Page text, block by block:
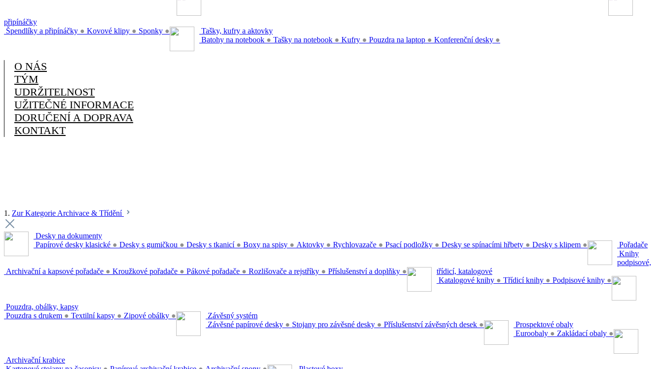
připínáčky
Špendlíky a připínáčky ● Kovové klipy ● Sponky ●
Tašky, kufry a aktovky
Batohy na notebook ● Tašky na notebook ● Kufry ● Pouzdra na laptop ● Konferenční desky ●
O NÁS
TÝM
UDRŽITELNOST
UŽITEČNÉ INFORMACE
DORUČENÍ A DOPRAVA
KONTAKT
1. Zur Kategorie Archivace & Třídění
Desky na dokumenty
Papírové desky klasické ● Desky s gumičkou ● Desky s tkanicí ● Boxy na spisy ● Aktovky ● Rychlovazače ● Psací podložky ● Desky se spínacími hřbety ● Desky s klipem ● Pořadače
Archivační a kapsové pořadače ● Kroužkové pořadače ● Pákové pořadače ● Rozlišovače a rejstříky ● Příslušenství a doplňky ●
Knihy
podpisové,
třídicí, katalogové
Katalogové knihy ● Třídicí knihy ● Podpisové knihy ●
Pouzdra, obálky, kapsy
Pouzdra s drukem ● Textilní kapsy ● Zipové obálky ●
Závěsný systém
Závěsné papírové desky ● Stojany pro závěsné desky ● Příslušenství závěsných desek ●
Prospektové obaly
Euroobaly ● Zakládací obaly ●
Archivační krabice